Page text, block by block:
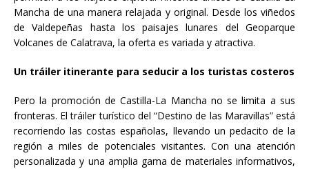
Mancha de una manera relajada y original. Desde los viñedos
de Valdepeñas hasta los paisajes lunares del Geoparque
Volcanes de Calatrava, la oferta es variada y atractiva.
Un tráiler itinerante para seducir a los turistas costeros
Pero la promoción de Castilla-La Mancha no se limita a sus
fronteras. El tráiler turístico del “Destino de las Maravillas” está
recorriendo las costas españolas, llevando un pedacito de la
región a miles de potenciales visitantes. Con una atención
personalizada y una amplia gama de materiales informativos,